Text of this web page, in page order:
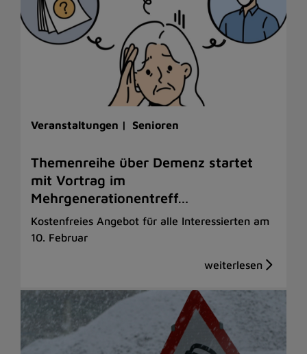
Veranstaltungen | Senioren
Themenreihe über Demenz startet
mit Vortrag im
Mehrgenerationentreff…
Kostenfreies Angebot für alle Interessierten am
10. Februar